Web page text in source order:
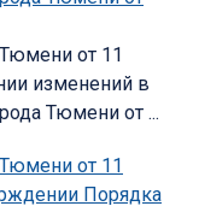
от 11
изменений в
Тюмени от ...
от 11
Порядка